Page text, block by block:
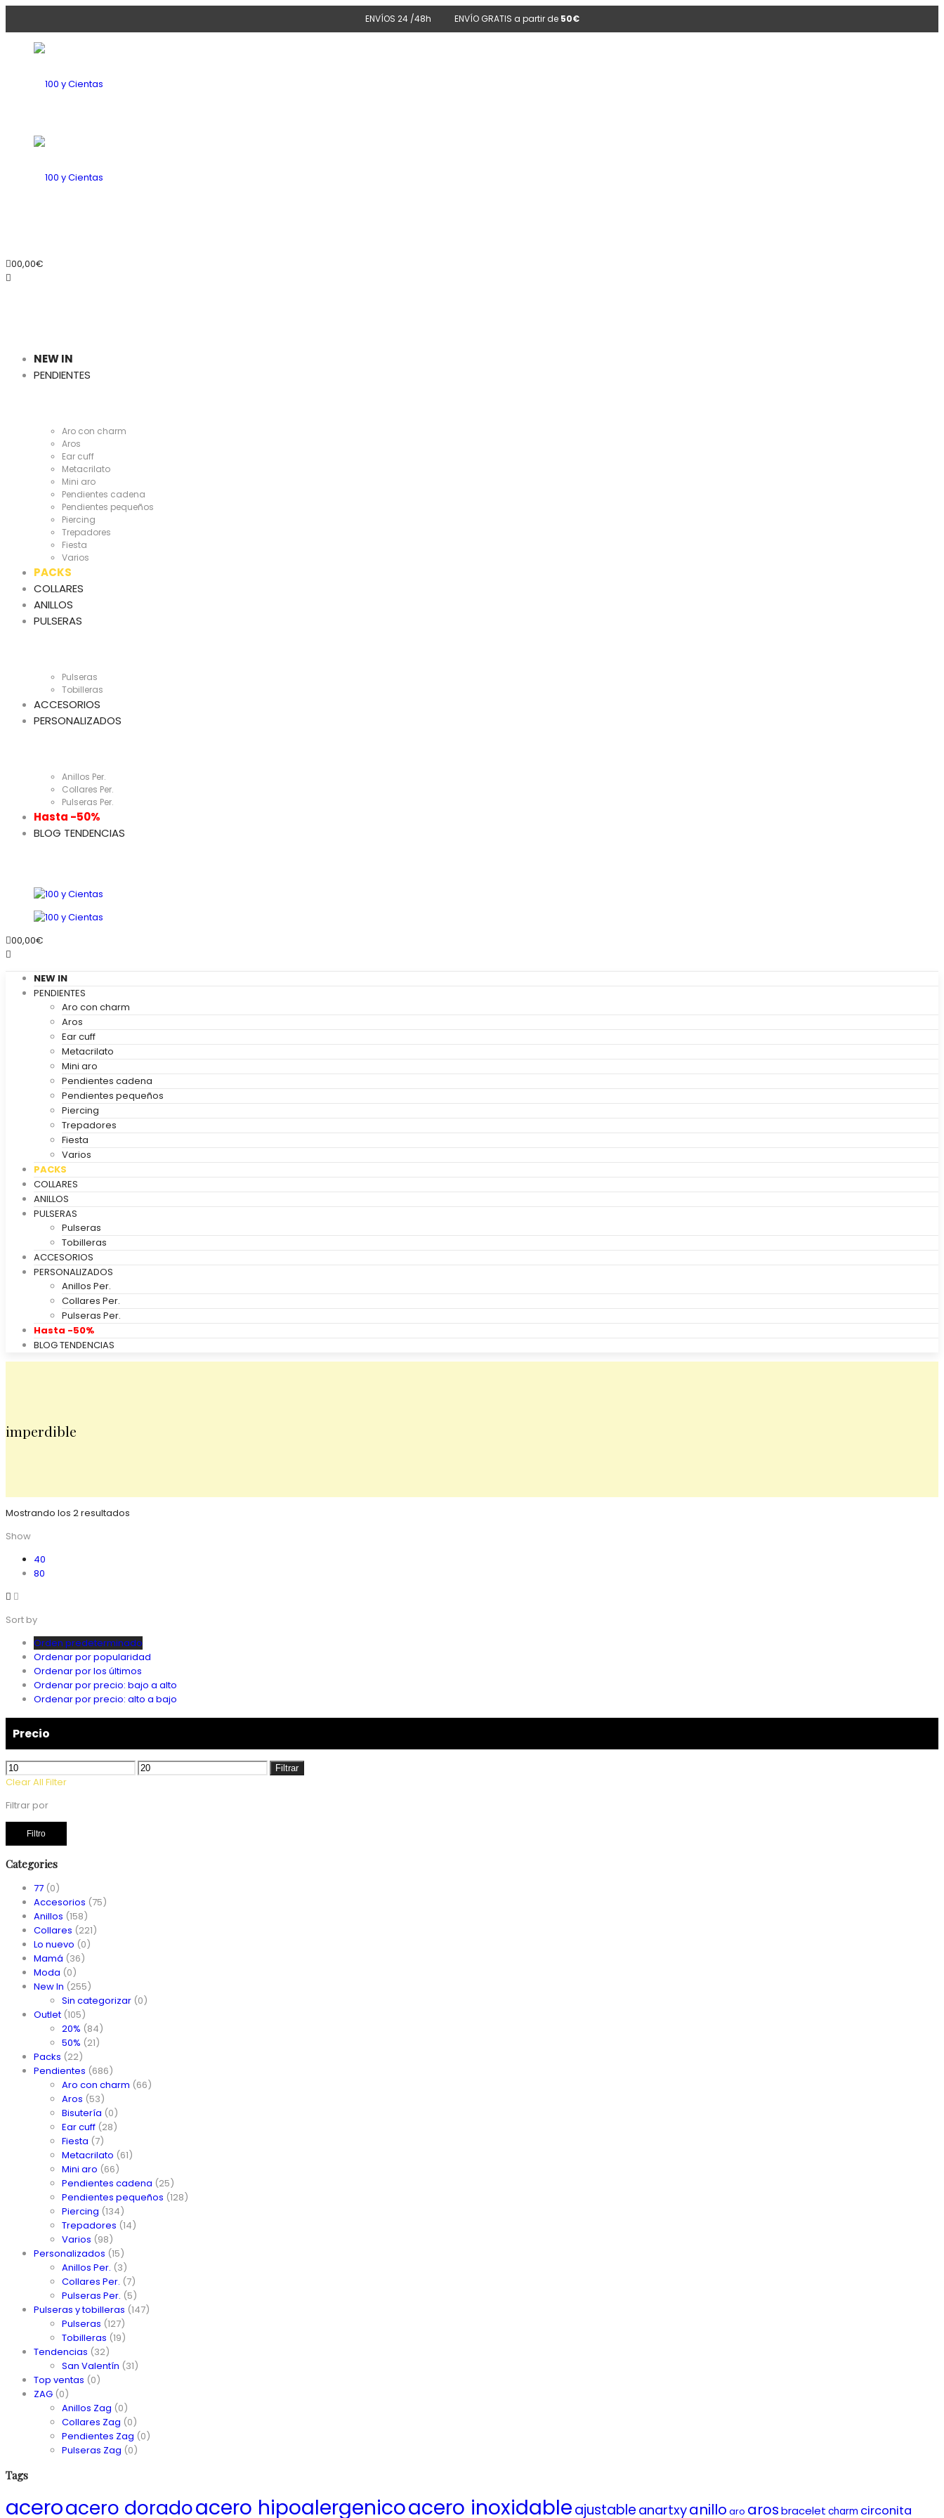
ENVÍOS 24 /48h ENVÍO GRATIS a partir de 50€
100
Cientas
00,00€
NEW IN
PENDIENTES
Aro con charm
Aros
Ear cuff
Metacrilato
Mini aro
Pendientes cadena
Pendientes pequeños
Piercing
Trepadores
Fiesta
Varios
PACKS
COLLARES
ANILLOS
PULSERAS
Pulseras
Tobilleras
ACCESORIOS
PERSONALIZADOS
Anillos Per.
Collares Per.
Pulseras Per.
Hasta -50%
BLOG TENDENCIAS
00,00€
NEW IN
PENDIENTES
Aro con charm
Aros
Ear cuff
Metacrilato
Mini aro
Pendientes cadena
Pendientes pequeños
Piercing
Trepadores
Fiesta
Varios
PACKS
COLLARES
ANILLOS
PULSERAS
Pulseras
Tobilleras
ACCESORIOS
PERSONALIZADOS
Anillos Per.
Collares Per.
Pulseras Per.
Hasta -50%
BLOG TENDENCIAS
imperdible
Mostrando los 2 resultados
Show
40
80
Sort by
Orden predeterminado
Ordenar por popularidad
Ordenar por los últimos
Ordenar por precio: bajo a alto
Ordenar por precio: alto a bajo
Precio
Precio
mínimo
Precio
Filtrar
Clear All Filter
Filtrar por
Filtro
Categories
77 (0)
Accesorios (75)
Anillos (158)
Collares (221)
Lo nuevo (0)
Mamá (36)
Moda (0)
New In (255)
Sin categorizar (0)
Outlet (105)
20% (84)
50% (21)
Packs (22)
Pendientes (686)
Aro con charm (66)
Aros (53)
Bisutería (0)
Ear cuff (28)
Fiesta (7)
Metacrilato (61)
Mini aro (66)
Pendientes cadena (25)
Pendientes pequeños (128)
Piercing (134)
Trepadores (14)
Varios (98)
Personalizados (15)
Anillos Per. (3)
Collares Per. (7)
Pulseras Per. (5)
Pulseras y tobilleras (147)
Pulseras (127)
Tobilleras (19)
Tendencias (32)
San Valentín (31)
Top ventas (0)
ZAG (0)
Anillos Zag (0)
Collares Zag (0)
Pendientes Zag (0)
Pulseras Zag (0)
Tags
aceroacero doradoacero hipoalergenicoacero inoxidableajustable anartxyanillo aro arosbracelet charm circonita